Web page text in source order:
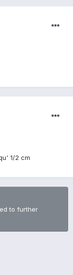
1/2 cm
to further